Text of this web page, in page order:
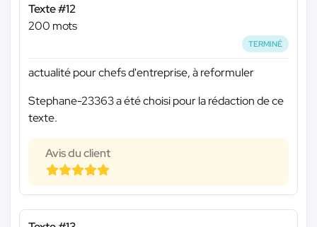
Texte #12
200 mots
TERMINÉ
actualité pour chefs d'entreprise, à reformuler
Stephane-23363 a été choisi pour la rédaction de ce
texte.
Avis du client